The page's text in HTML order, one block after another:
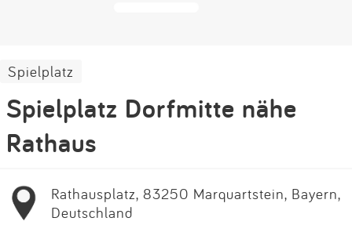
Spielplatz
Spielplatz Dorfmitte nähe
Rathaus
Rathausplatz, 83250 Marquartstein, Bayern,
Deutschland